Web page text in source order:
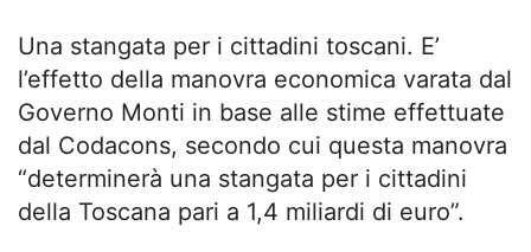
Una stangata per i cittadini toscani. E’
l’effetto della manovra economica varata dal
Governo Monti in base alle stime effettuate
dal Codacons, secondo cui questa manovra
“determinerà una stangata per i cittadini
della Toscana pari a 1,4 miliardi di euro”.